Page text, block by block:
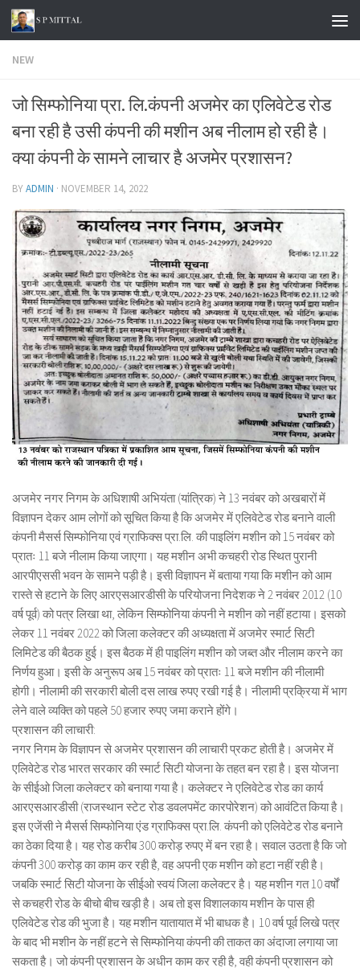
Skip to content
NEW
जो सिम्फोनिया प्रा. लि.कंपनी अजमेर का एलिवेटेड रोड
बना रही है उसी कंपनी की मशीन अब नीलाम हो रही है।
क्या कंपनी के सामने लाचार है अजमेर प्रशासन?
BYADMIN · NOVEMBER 14, 2022
अजमेर नगर निगम के अधिशाषी अभियंता (यांत्रिक) ने 13 नवंबर को अखबारों में
विज्ञापन देकर आम लोगों को सूचित किया है कि अजमेर में एलिवेटेड रोड बनाने वाली
कंपनी मैसर्स सिम्फोनिया एवं ग्राफिक्स प्रा.लि. की पाइलिंग मशीन को 15 नवंबर को
प्रातः 11 बजे नीलाम किया जाएगा। यह मशीन अभी कचहरी रोड स्थित पुरानी
आरपीएससी भवन के सामने पड़ी है। इसी विज्ञापन में बताया गया कि मशीन को आम
रास्ते से हटाने के लिए आरएसआरडीसी के परियोजना निदेशक ने 2 नवंबर 2012 (10
वर्ष पूर्व) को पत्र लिखा था, लेकिन सिम्फोनिया कंपनी ने मशीन को नहीं हटाया। इसको
लेकर 11 नवंबर 2022 को जिला कलेक्टर की अध्यक्षता में अजमेर स्मार्ट सिटी
लिमिटेड की बैठक हुई। इस बैठक में ही पाइलिंग मशीन को जब्त और नीलाम करने का
निर्णय हुआ। इसी के अनुरूप अब 15 नवंबर को प्रातः 11 बजे मशीन की नीलामी
होगी। नीलामी की सरकारी बोली दस लाख रुपए रखी गई है। नीलामी प्रक्रिया में भाग
लेने वाले व्यक्ति को पहले 50 हजार रुपए जमा कराने होंगे।
प्रशासन की लाचारी:
नगर निगम के विज्ञापन से अजमेर प्रशासन की लाचारी प्रकट होती है। अजमेर में
एलिवेटेड रोड भारत सरकार की स्मार्ट सिटी योजना के तहत बन रहा है। इस योजना
के सीईओ जिला कलेक्टर को बनाया गया है। कलेक्टर ने एलिवेटेड रोड का कार्य
आरएसआरडीसी (राजस्थान स्टेट रोड डवलपमेंट कारपोरेशन) को आवंटित किया है।
इस एजेंसी ने मैसर्स सिम्फोनिया एंड ग्राफिक्स प्रा.लि. कंपनी को एलिवेटेड रोड बनाने
का ठेका दिया है। यह रोड करीब 300 करोड़ रुपए में बन रहा है। सवाल उठता है कि जो
कंपनी 300 करोड़ का काम कर रही है, वह अपनी एक मशीन को हटा नहीं रही है।
जबकि स्मार्ट सिटी योजना के सीईओ स्वयं जिला कलेक्टर है। यह मशीन गत 10 वर्षों
से कचहरी रोड के बीचो बीच खड़ी है। अब तो इस विशालकाय मशीन के पास ही
एलिवेटेड रोड की भुजा है। यह मशीन यातायात में भी बाधक है। 10 वर्ष पूर्व लिखे पत्र
के बाद भी मशीन के नहीं हटने से सिम्फोनिया कंपनी की ताकत का अंदाजा लगाया जा
सकता है। जो कंपनी प्रशासन के अधीन काम कर रही है, वही कंपनी प्रशासन को